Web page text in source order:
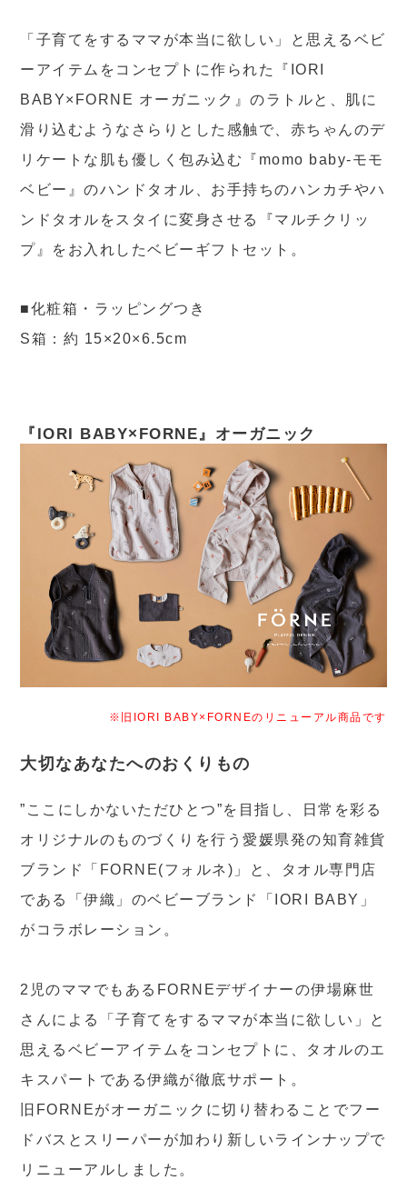
「子育てをするママが本当に欲しい」と思えるベビ
ーアイテムをコンセプトに作られた『IORI
BABY×FORNE オーガニック』のラトルと、肌に
滑り込むようなさらりとした感触で、赤ちゃんのデ
リケートな肌も優しく包み込む『momo baby-モモ
ベビー』のハンドタオル、お手持ちのハンカチやハ
ンドタオルをスタイに変身させる『マルチクリッ
プ』をお入れしたベビーギフトセット。
■化粧箱・ラッピングつき
S箱：約 15×20×6.5cm
『IORI BABY×FORNE』オーガニック
※旧IORI BABY×FORNEのリニューアル商品です
大切なあなたへのおくりもの
”ここにしかないただひとつ”を目指し、日常を彩る
オリジナルのものづくりを行う愛媛県発の知育雑貨
ブランド「FORNE(フォルネ)」と、タオル専門店
である「伊織」のベビーブランド「IORI BABY」
がコラボレーション。
2児のママでもあるFORNEデザイナーの伊場麻世
さんによる「子育てをするママが本当に欲しい」と
思えるベビーアイテムをコンセプトに、タオルのエ
キスパートである伊織が徹底サポート。
旧FORNEがオーガニックに切り替わることでフー
ドバスとスリーパーが加わり新しいラインナップで
リニューアルしました。